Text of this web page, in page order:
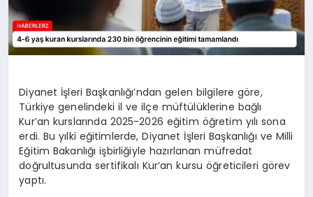
Diyanet İşleri Başkanlığı’ndan gelen bilgilere göre,
Türkiye genelindeki il ve ilçe müftülüklerine bağlı
Kur’an kurslarında 2025-2026 eğitim öğretim yılı sona
erdi. Bu yılki eğitimlerde, Diyanet İşleri Başkanlığı ve Milli
Eğitim Bakanlığı işbirliğiyle hazırlanan müfredat
doğrultusunda sertifikalı Kur’an kursu öğreticileri görev
yaptı.